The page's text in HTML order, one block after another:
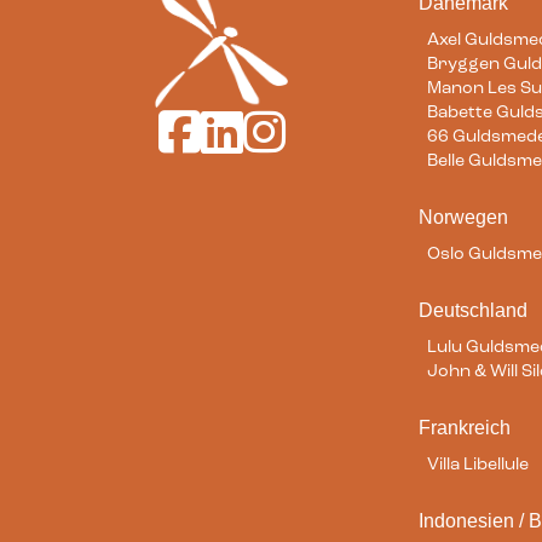
Guldsmeden Hotels auf Facebook
Guldsmeden Hotels auf LinkedIn
Guldsmeden Hotels auf
Axel
Bryggen
Manon Les
Babette
66
Belle
Norwegen
Oslo
Deutschland
Lulu
John & Will
Frankreich
Villa Libellule
Indonesien /